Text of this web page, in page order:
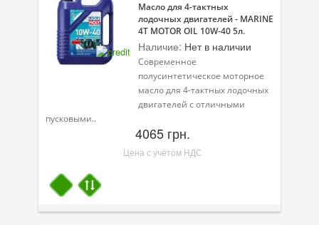
Трансмиссионные масла
Сервисные продукты
Клеи и герметики
Уход за кондиционером
Смазки
Специальные программы
Масло для 4-тактных
лодочных двигателей - MARINE
4T MOTOR OIL 10W-40 5л.
Наличие: Нет в наличии
Cовременное
полусинтетическое моторное
масло для 4-тактных лодочных
двигателей с отличными
пусковыми..
4065 грн.
Цена с учётом НДС